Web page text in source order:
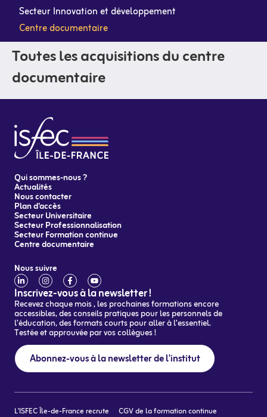
Secteur Innovation et développement
Centre documentaire
Toutes les acquisitions du centre
documentaire
Qui sommes-nous ?
Actualités
Nous contacter
Plan d’accès
Secteur Universitaire
Secteur Professionnalisation
Secteur Formation continue
Centre documentaire
Nous suivre
Inscrivez-vous à la newsletter !
Recevez chaque mois , les prochaines formations encore
accessibles, des conseils pratiques pour les personnels de
l’éducation, des formats courts pour aller à l’essentiel.
Testée et approuvée par vos collègues !
Abonnez-vous à la newsletter de l'institut
L’ISFEC Île-de-France recrute CGV de la formation continue